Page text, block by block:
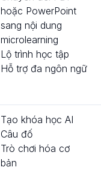
hoặc PowerPoint
sang nội dung
microlearning
Lộ trình học tập
Hỗ trợ đa ngôn ngữ
Tạo khóa học AI
Câu đố
Trò chơi hóa cơ
bản